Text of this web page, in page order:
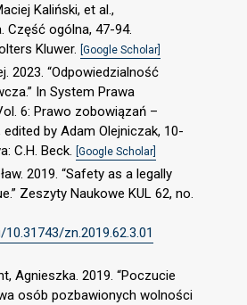
Kaliński, et al.,
Część ogólna, 47-94.
Kluwer. [Google Scholar]
2023. “Odpowiedzialność
In System Prawa
6: Prawo zobowiązań –
by Adam Olejniczak, 10-
C.H. Beck. [Google Scholar]
2019. “Safety as a legally
Zeszyty Naukowe KUL 62, no.
zn.2019.62.3.01
Agnieszka. 2019. “Poczucie
osób pozbawionych wolności